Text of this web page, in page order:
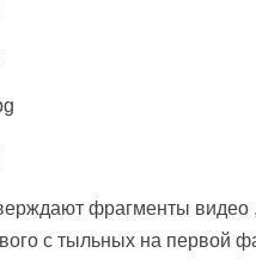
фрагменты
с тыльных на первой